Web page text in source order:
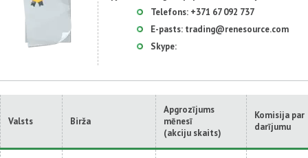
Telefons: +371 67 092 737
E-pasts: trading@renesource.com
Skype:
Valsts Birža
Apgrozījums
mēnesī
(akciju skaits)
Komisija par
darījumu